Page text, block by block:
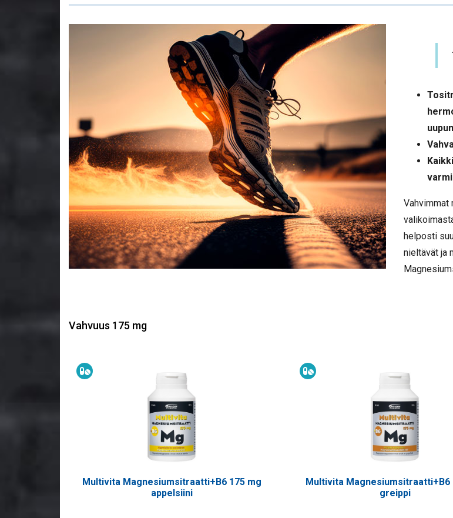
Vahvimmat
helposti
nieltävät ja
Vahvuus 175 mg
Multivita Magnesiumsitraatti+B6 175 mg
appelsiini
Multivita Magnesiumsitraatti+B6
greippi